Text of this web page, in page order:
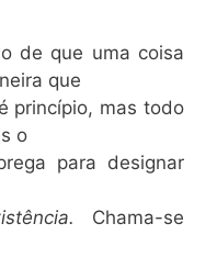
de que uma coisa
que
princípio, mas todo
o
para designar
Chama-se